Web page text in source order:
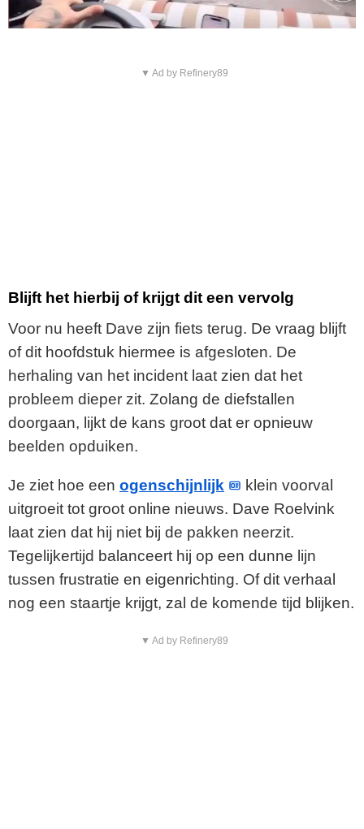
▼ Ad by Refinery89
Blijft het hierbij of krijgt dit een vervolg
Voor nu heeft Dave zijn fiets terug. De vraag blijft
of dit hoofdstuk hiermee is afgesloten. De
herhaling van het incident laat zien dat het
probleem dieper zit. Zolang de diefstallen
doorgaan, lijkt de kans groot dat er opnieuw
beelden opduiken.
Je ziet hoe een ogenschijnlijk
klein voorval
uitgroeit tot groot online nieuws. Dave Roelvink
laat zien dat hij niet bij de pakken neerzit.
Tegelijkertijd balanceert hij op een dunne lijn
tussen frustratie en eigenrichting. Of dit verhaal
nog een staartje krijgt, zal de komende tijd blijken.
▼ Ad by Refinery89